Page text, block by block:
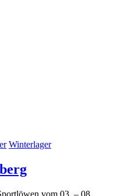
Winterlager